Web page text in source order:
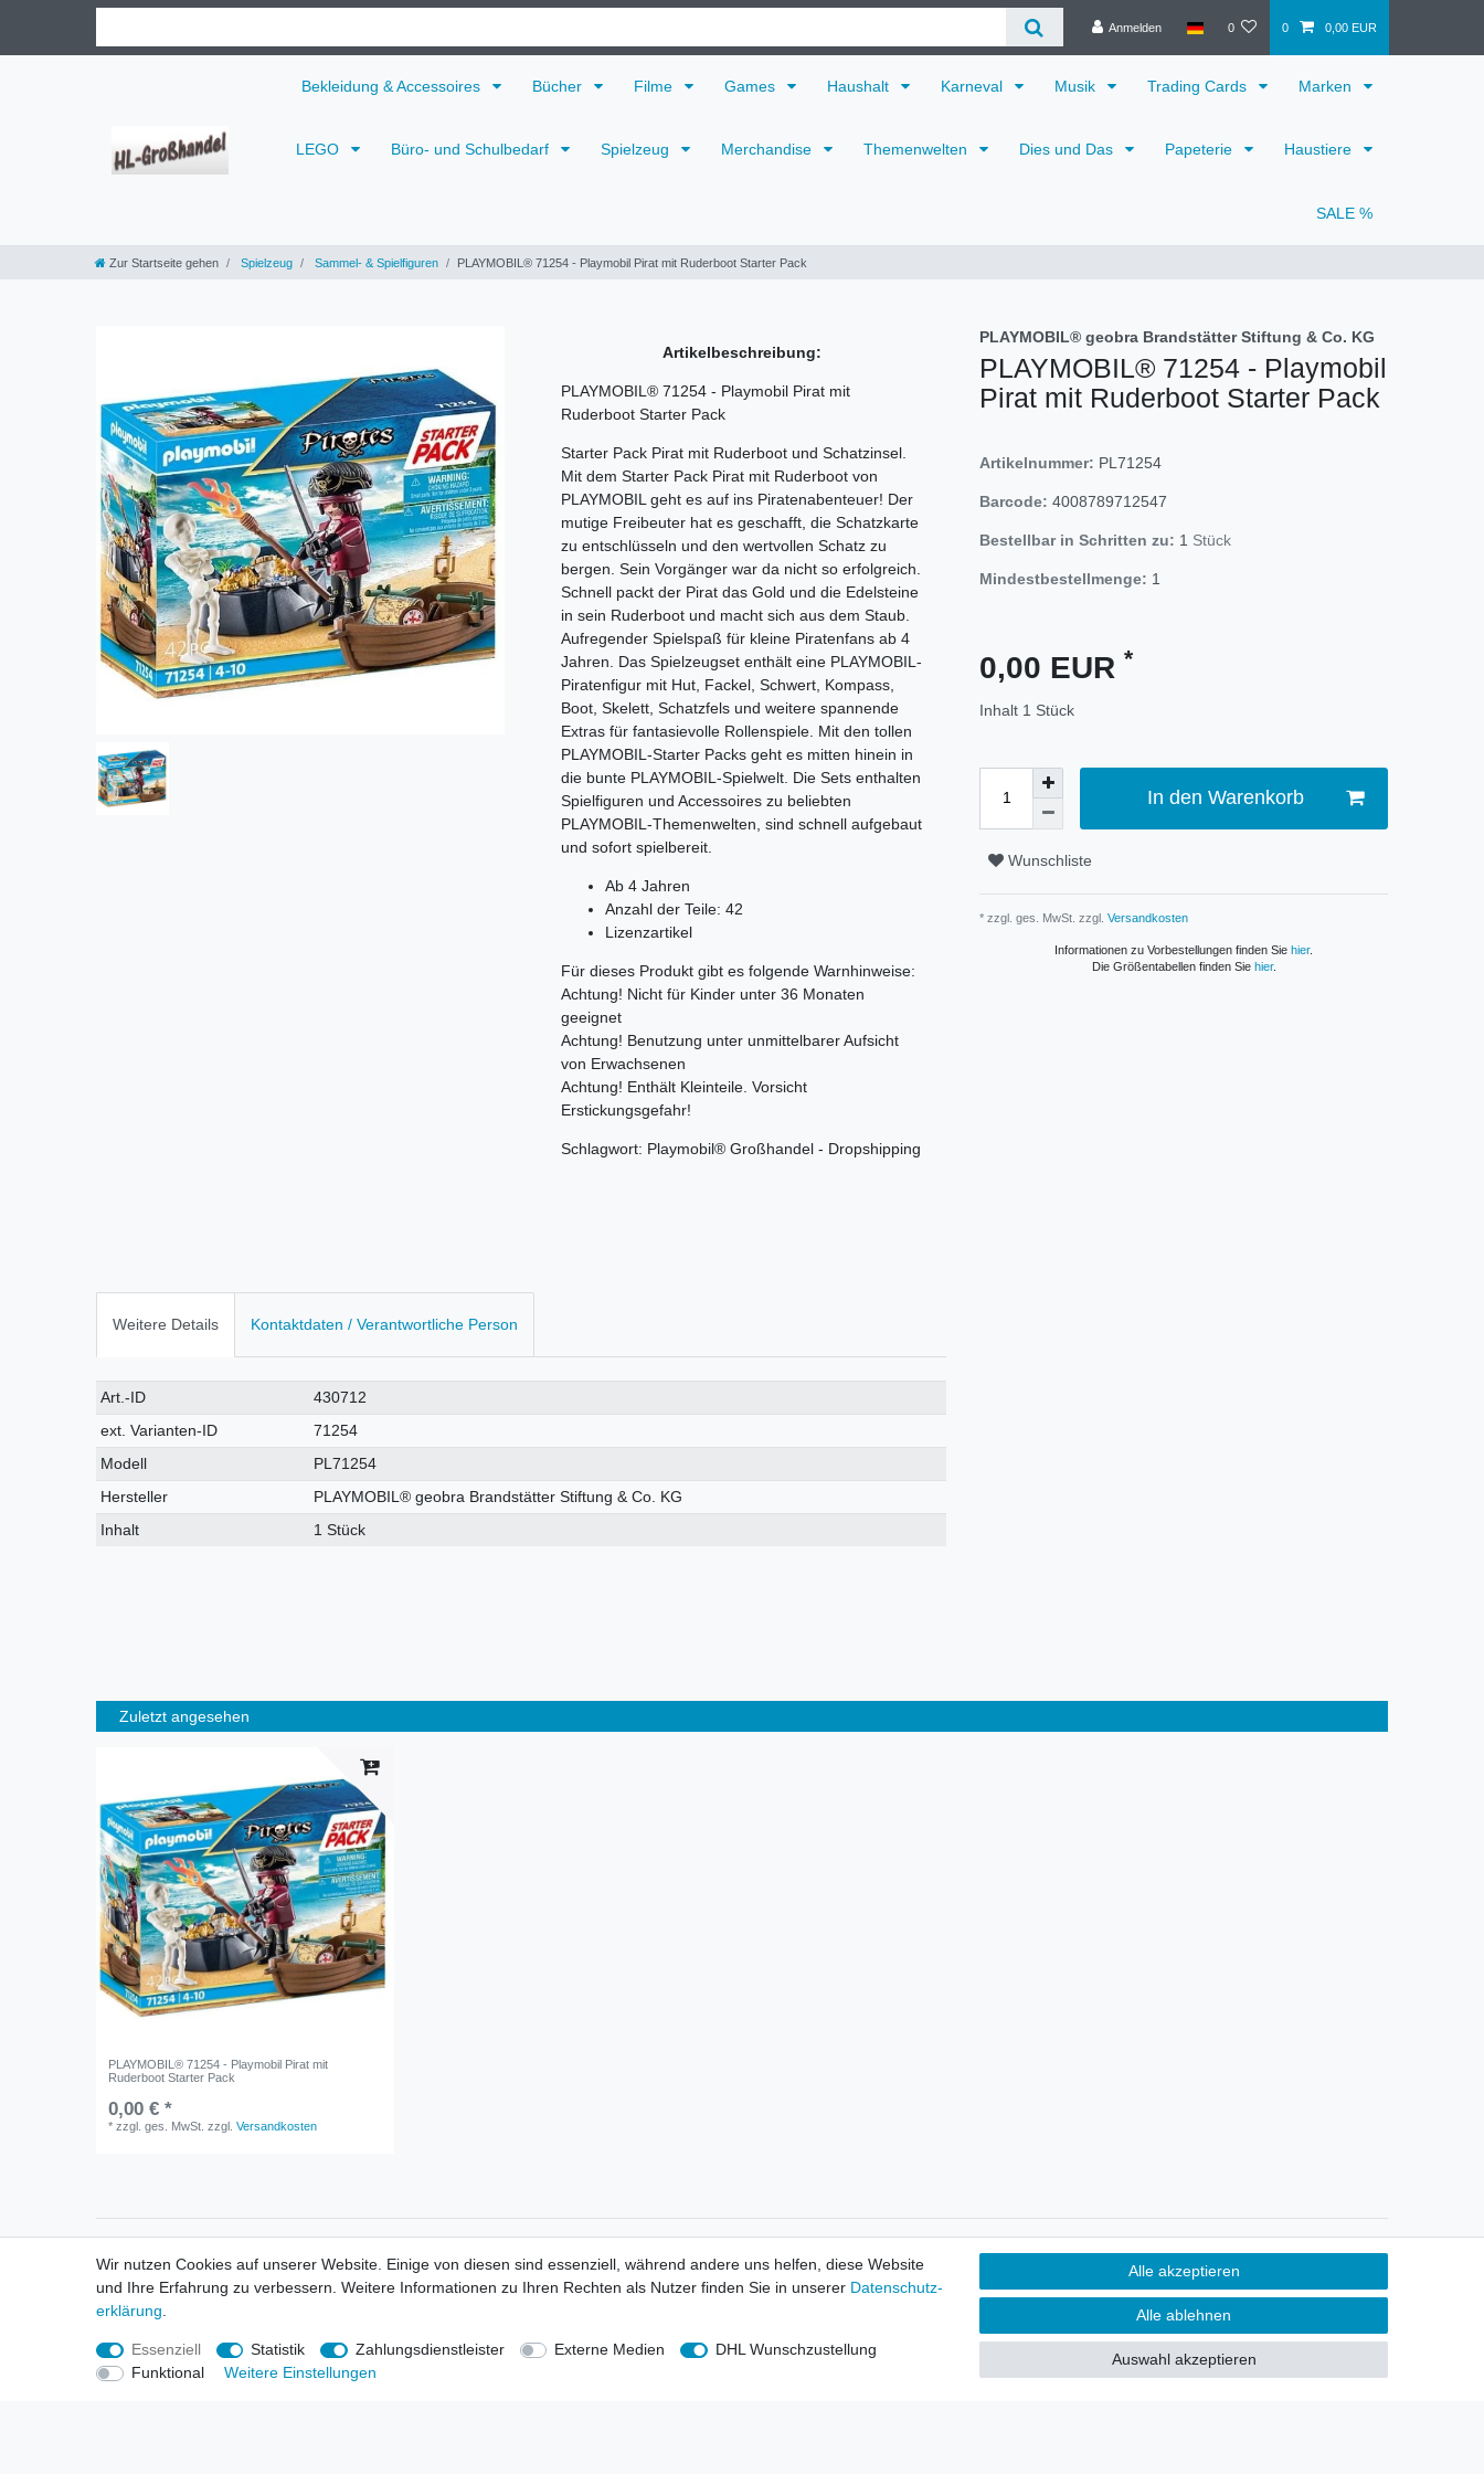
Anmelden 0 0 0,00 EUR
Bekleidung & Accessoires Bücher Filme Games Haushalt Karneval Musik Trading Cards Marken
LEGO Büro- und Schulbedarf Spielzeug Merchandise Themenwelten Dies und Das Papeterie Haustiere
SALE %
Zur Startseite gehen Spielzeug Sammel- & Spielfiguren PLAYMOBIL® 71254 - Playmobil Pirat mit Ruderboot Starter Pack
Artikelbeschreibung:
PLAYMOBIL® 71254 - Playmobil Pirat mit
Ruderboot Starter Pack
Starter Pack Pirat mit Ruderboot und Schatzinsel.
Mit dem Starter Pack Pirat mit Ruderboot von
PLAYMOBIL geht es auf ins Piratenabenteuer! Der
mutige Freibeuter hat es geschafft, die Schatzkarte
zu entschlüsseln und den wertvollen Schatz zu
bergen. Sein Vorgänger war da nicht so erfolgreich.
Schnell packt der Pirat das Gold und die Edelsteine
in sein Ruderboot und macht sich aus dem Staub.
Aufregender Spielspaß für kleine Piratenfans ab 4
Jahren. Das Spielzeugset enthält eine PLAYMOBIL-
Piratenfigur mit Hut, Fackel, Schwert, Kompass,
Boot, Skelett, Schatzfels und weitere spannende
Extras für fantasievolle Rollenspiele. Mit den tollen
PLAYMOBIL-Starter Packs geht es mitten hinein in
die bunte PLAYMOBIL-Spielwelt. Die Sets enthalten
Spielfiguren und Accessoires zu beliebten
PLAYMOBIL-Themenwelten, sind schnell aufgebaut
und sofort spielbereit.
Ab 4 Jahren
Anzahl der Teile: 42
Lizenzartikel
Für dieses Produkt gibt es folgende Warnhinweise:
Achtung! Nicht für Kinder unter 36 Monaten
geeignet
Achtung! Benutzung unter unmittelbarer Aufsicht
von Erwachsenen
Achtung! Enthält Kleinteile. Vorsicht
Erstickungsgefahr!
Schlagwort: Playmobil® Großhandel - Dropshipping
PLAYMOBIL® geobra Brandstätter Stiftung & Co. KG
PLAYMOBIL® 71254 - Playmobil
Pirat mit Ruderboot Starter Pack
Artikelnummer: PL71254
Barcode: 4008789712547
Bestellbar in Schritten zu: 1 Stück
Mindestbestellmenge: 1
0,00 EUR *
Inhalt 1 Stück
In den Warenkorb
Wunschliste
* zzgl. ges. MwSt. zzgl. Versandkosten
Informationen zu Vorbestellungen finden Sie hier.
Die Größentabellen finden Sie hier.
Weitere Details Kontaktdaten / Verantwortliche Person
Technisches
Merkmal
Wert
Art.-ID
430712
ext. Varianten-ID
71254
Modell
PL71254
Hersteller
PLAYMOBIL® geobra Brandstätter Stiftung & Co. KG
Inhalt
1 Stück
Zuletzt angesehen
PLAYMOBIL® 71254 - Playmobil Pirat mit
Ruderboot Starter Pack
0,00 € *
*zzgl. ges. MwSt. zzgl.Versandkosten
Informationen
Neukunden / New Accounts
Zahlung
Versandkosten
Entsorgungs- & Umweltbestimmungen
Größentabellen
Informationen
Händlerbund - rechtssicher verkaufen
Produkt-Kataloge
Über uns
Wir versenden mit
Sie möchten über neu eingetroffene
Lagerware oder Neuheiten
allgemein informiert werden?
Wir nutzen Cookies auf unserer Website. Einige von diesen sind essenziell, während andere uns helfen, diese Website
und Ihre Erfahrung zu verbessern. Weitere Informationen zu Ihren Rechten als Nutzer finden Sie in unserer Daten­schutz­
erklärung
Essenziell Statistik Zahlungsdienstleister Externe Medien
DHL Wunschzustellung
Funktional
Weitere Einstellungen
Alle akzeptieren
Alle ablehnen
Auswahl akzeptieren